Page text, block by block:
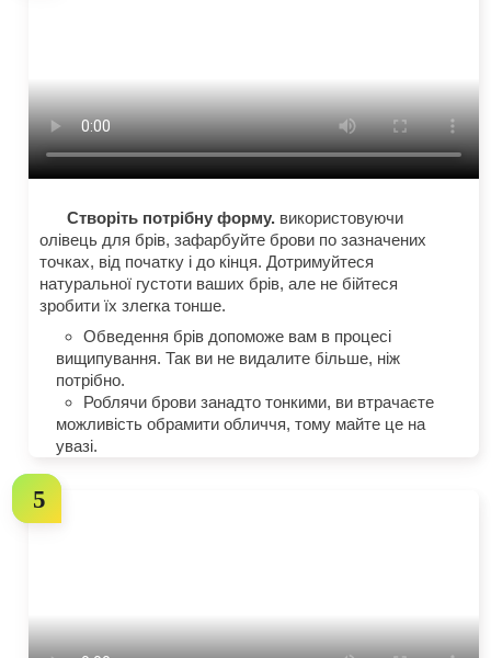
Створіть потрібну форму. використовуючи
олівець для брів, зафарбуйте брови по зазначених
точках, від початку і до кінця. Дотримуйтеся
натуральної густоти ваших брів, але не бійтеся
зробити їх злегка тонше.
Обведення брів допоможе вам в процесі
вищипування. Так ви не видалите більше, ніж
потрібно.
Роблячи брови занадто тонкими, ви втрачаєте
можливість обрамити обличчя, тому майте це на
увазі.